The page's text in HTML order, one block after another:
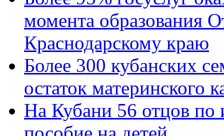
момента образования
Краснодарскому краю
Более 300 кубанских
остаток материнского
На Кубани 56 отцов по